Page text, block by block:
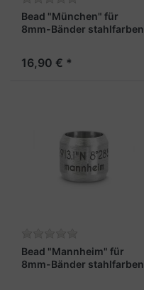
Bead "München" für
8mm-Bänder stahlfarben
16,90 € *
Bead "Mannheim" für
8mm-Bänder stahlfarben